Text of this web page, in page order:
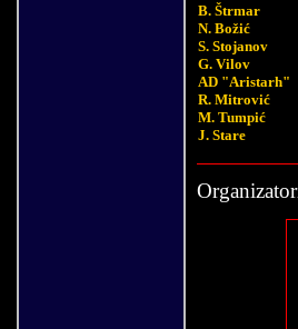
B. Štrmar
N. Božić
S. Stojanov
G. Vilov
AD "Aristarh"
R. Mitrović
M. Tumpić
J. Stare